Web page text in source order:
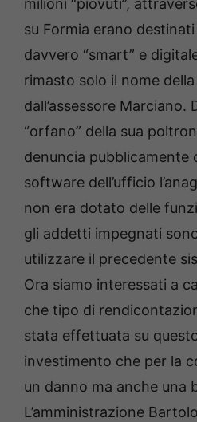
milioni “piovuti”,
su Formia erano
davvero “smart” e
rimasto solo il nome
dall’assessore Marciano.
“orfano” della sua
denuncia pubblicamente
software dell’ufficio
non era dotato delle
gli addetti impegnati
utilizzare il precedente
Ora siamo interessati a
che tipo di
stata effettuata su
investimento che per la
un danno ma anche una
L’amministrazione